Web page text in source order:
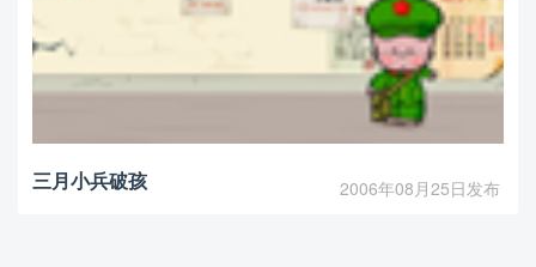
三月小兵破孩 2006年08月25日发布